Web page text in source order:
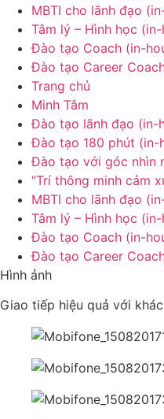
MBTI cho lãnh đạo
Tâm lý – Hình học (in-
Đào tạo Coach (in-
Đào tạo Career
Trang chủ
Minh Tâm
Đào tạo lãnh đạo (in-
Đào tạo 180 phút (in-
Đào tạo với góc nhìn
“Trí thông minh cảm
MBTI cho lãnh đạo
Tâm lý – Hình học (in-
Đào tạo Coach (in-
Đào tạo Career
Hình ảnh
Giao tiếp hiệu quả với